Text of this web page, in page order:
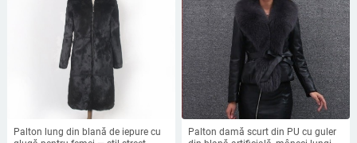
Palton lung din blană de iepure cu
Palton damă scurt din PU cu guler